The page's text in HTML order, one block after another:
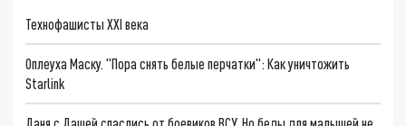
Технофашисты XXI века
Оплеуха Маску. "Пора снять белые перчатки": Как уничтожить
Starlink
Даня с Дашей спаслись от боевиков ВСУ. Но беды для малышей не